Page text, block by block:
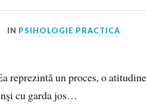
IN PSIHOLOGIE PRACTICA
reprezintă un proces, o atitudine
cu garda jos…